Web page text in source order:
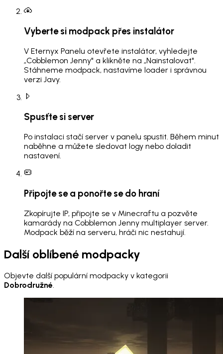
Vyberte si modpack přes instalátor
V Eternyx Panelu otevřete instalátor, vyhledejte
„Cobblemon Jenny" a klikněte na „Nainstalovat".
Stáhneme modpack, nastavíme loader i správnou
verzi Javy.
Spusťte si server
Po instalaci stačí server v panelu spustit. Během minut
naběhne a můžete sledovat logy nebo doladit
nastavení.
Připojte se a ponořte se do hraní
Zkopírujte IP, připojte se v Minecraftu a pozvěte
kamarády na Cobblemon Jenny multiplayer server.
Modpack běží na serveru, hráči nic nestahují.
Další oblíbené modpacky
Objevte další populární modpacky v kategorii
Dobrodružné.